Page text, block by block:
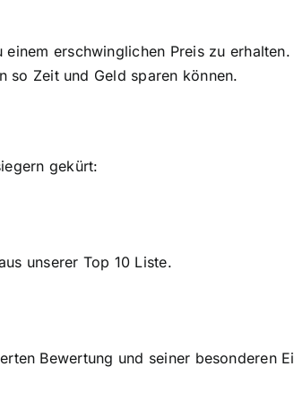
erschwinglichen Preis zu erhalten.
so Zeit und Geld sparen können.
gekürt:
unserer Top 10 Liste.
Bewertung und seiner besonderen